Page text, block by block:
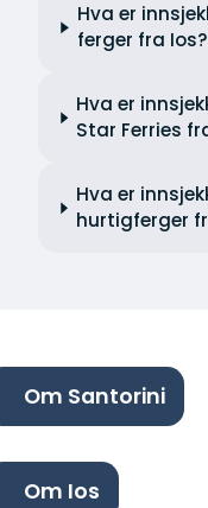
Hva er
ferger fra Ios?
Hva er
Star Ferries
Hva er
hurtigferger
Om Santorini
Om Ios